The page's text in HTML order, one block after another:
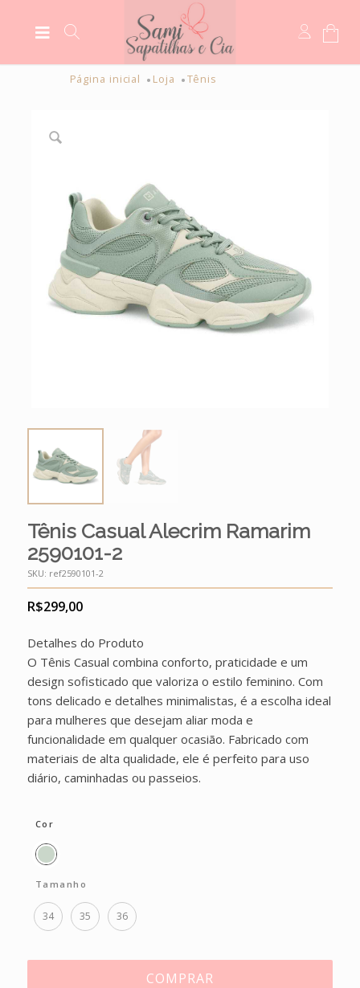
Página inicial Loja Tênis
Tênis Casual Alecrim Ramarim
2590101-2
SKU: ref2590101-2
R$299,00
Detalhes do Produto
O Tênis Casual combina conforto, praticidade e um
design sofisticado que valoriza o estilo feminino. Com
tons delicado e detalhes minimalistas, é a escolha ideal
para mulheres que desejam aliar moda e
funcionalidade em qualquer ocasião. Fabricado com
materiais de alta qualidade, ele é perfeito para uso
diário, caminhadas ou passeios.
Cor
Tamanho
34 35 36
COMPRAR